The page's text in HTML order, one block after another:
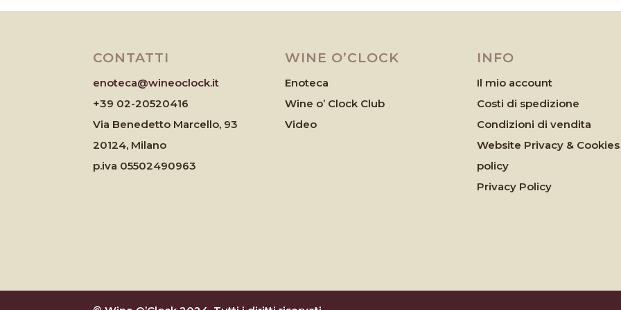
CONTATTI
enoteca@wineoclock.it
+39 02-20520416
Via Benedetto Marcello, 93
20124, Milano
p.iva 05502490963
WINE O’CLOCK
Enoteca
Wine o’ Clock Club
Video
INFO
Il mio account
Costi di spedizione
Condizioni di vendita
Website Privacy & Cookies
policy
Privacy Policy